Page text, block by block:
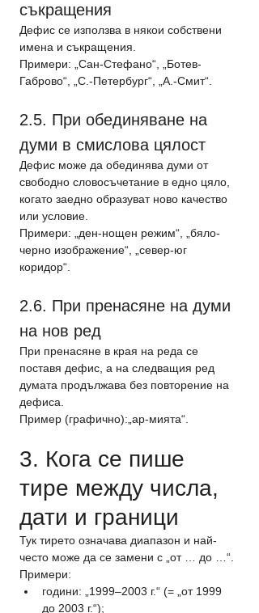
съкращения
Дефис се използва в някои собствени
имена и съкращения.
Примери: „Сан-Стефано“, „Ботев-
Габрово“, „С.-Петербург“, „А.-Смит“.
2.5. При обединяване на
думи в смислова цялост
Дефис може да обединява думи от
свободно словосъчетание в едно цяло,
когато заедно образуват ново качество
или условие.
Примери: „ден-нощен режим“, „бяло-
черно изображение“, „север-юг
коридор“.
2.6. При пренасяне на думи
на нов ред
При пренасяне в края на реда се
поставя дефис, а на следващия ред
думата продължава без повторение на
дефиса.
Пример (графично):„ар-мията“.
3. Кога се пише
тире между числа,
дати и граници
Тук тирето означава диапазон и най-
често може да се замени с „от … до …“.
Примери:
години: „1999–2003 г.“ (= „от 1999
до 2003 г.“);